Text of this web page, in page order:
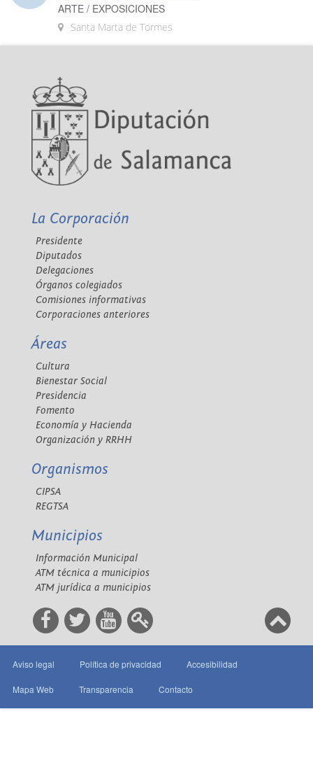
ARTE / EXPOSICIONES
Santa Marta de Tormes
La Corporación
Presidente
Diputados
Delegaciones
Órganos colegiados
Comisiones informativas
Corporaciones anteriores
Áreas
Cultura
Bienestar Social
Presidencia
Fomento
Economía y Hacienda
Organización y RRHH
Organismos
CIPSA
REGTSA
Municipios
Información Municipal
ATM técnica a municipios
ATM jurídica a municipios
Aviso legal Política de privacidad Accesibilidad
Mapa Web Transparencia Contacto